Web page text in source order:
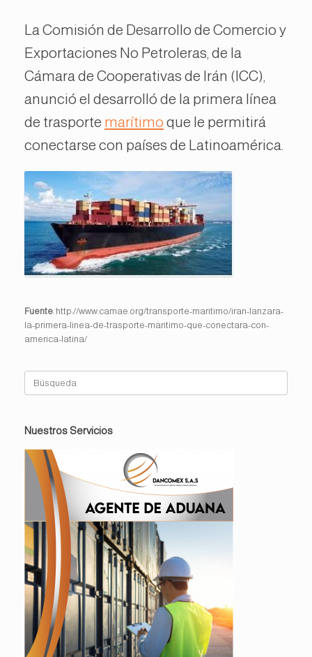
La Comisión de Desarrollo de Comercio y
Exportaciones No Petroleras, de la
Cámara de Cooperativas de Irán (ICC),
anunció el desarrolló de la primera línea
de trasporte marítimo que le permitirá
conectarse con países de Latinoamérica.
Fuente: http://www.camae.org/transporte-maritimo/iran-lanzara-
la-primera-linea-de-trasporte-maritimo-que-conectara-con-
america-latina/
Nuestros Servicios